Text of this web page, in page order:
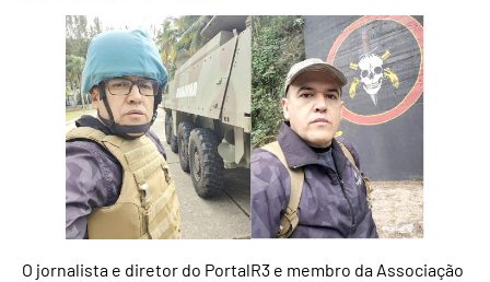
O jornalista e diretor do PortalR3 e membro da Associação